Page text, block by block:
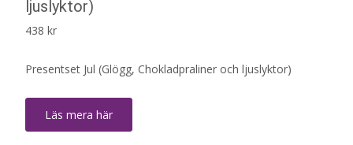
ljuslyktor)
438 kr
Presentset Jul (Glögg, Chokladpraliner och ljuslyktor)
Läs mera här